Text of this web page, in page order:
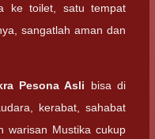
ke toilet, satu tempat
sangatlah aman dan
Pesona Asli bisa di
kerabat, sahabat
warisan Mustika cukup